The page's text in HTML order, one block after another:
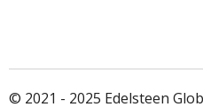
© 2021 - 2025